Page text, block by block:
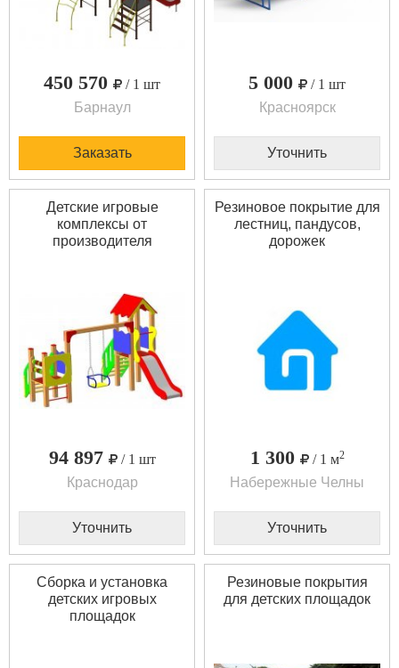
450 570
/ 1 шт
Барнаул
Заказать
5 000
/ 1 шт
Красноярск
Уточнить
Детские игровые
комплексы от
производителя
94 897
/ 1 шт
Краснодар
Уточнить
Резиновое покрытие для
лестниц, пандусов,
дорожек
1 300 / 1 м2
Набережные Челны
Уточнить
Сборка и установка
детских игровых
площадок
Резиновые покрытия
для детских площадок